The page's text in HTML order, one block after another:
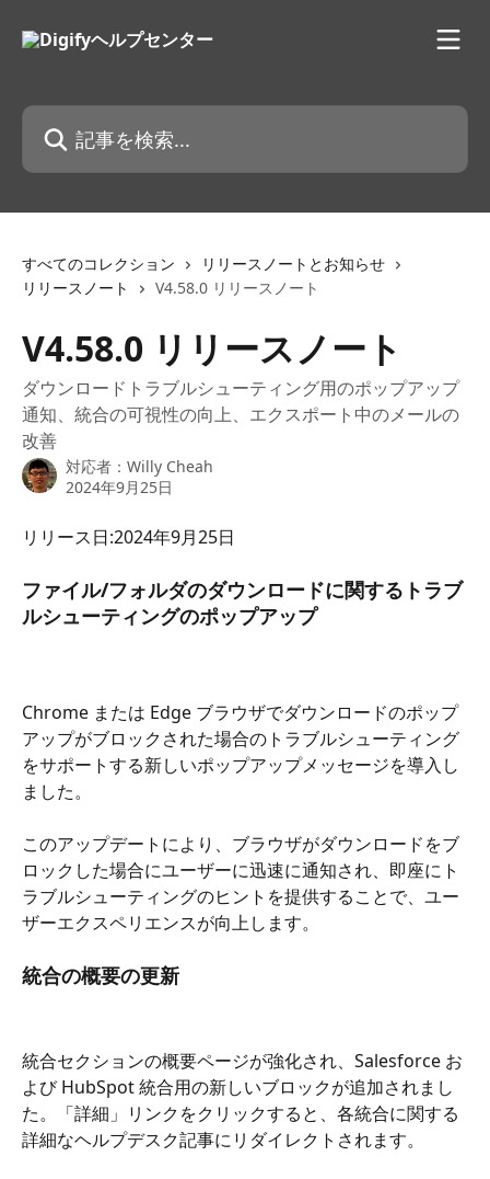
記事を検索...
すべてのコレクション
リリースノートとお知らせ
リリースノート
V4.58.0 リリースノート
V4.58.0 リリースノート
ダウンロードトラブルシューティング用のポップアップ
通知、統合の可視性の向上、エクスポート中のメールの
改善
対応者： Willy Cheah
2024年9月25日
リリース日:2024年9月25日
ファイル/フォルダのダウンロードに関するトラブ
ルシューティングのポップアップ
Chrome または Edge ブラウザでダウンロードのポップ
アップがブロックされた場合のトラブルシューティング
をサポートする新しいポップアップメッセージを導入し
ました。
このアップデートにより、ブラウザがダウンロードをブ
ロックした場合にユーザーに迅速に通知され、即座にト
ラブルシューティングのヒントを提供することで、ユー
ザーエクスペリエンスが向上します。
統合の概要の更新
統合セクションの概要ページが強化され、Salesforce お
よび HubSpot 統合用の新しいブロックが追加されまし
た。「詳細」リンクをクリックすると、各統合に関する
詳細なヘルプデスク記事にリダイレクトされます。